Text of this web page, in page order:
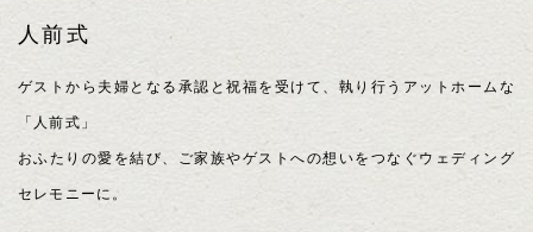
人前式
ゲストから夫婦となる承認と祝福を受けて、執り行うアットホームな
「人前式」
おふたりの愛を結び、ご家族やゲストへの想いをつなぐウェディング
セレモニーに。